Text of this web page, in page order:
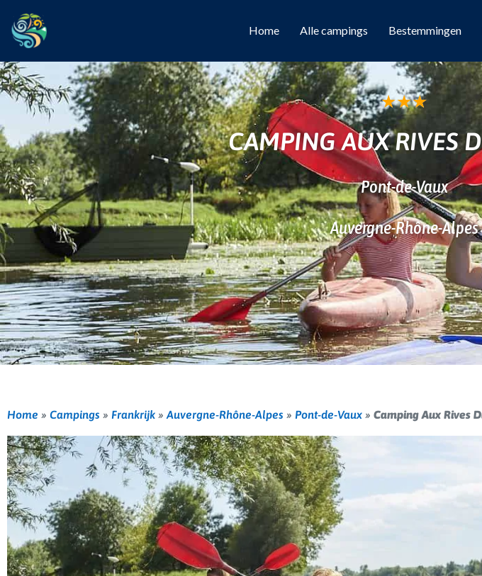
Home Alle campings Bestemmingen
★★★
CAMPING AUX RIVES
Pont-de-Vaux
Auvergne-Rhône-Alpes
Home » Campings » Frankrijk » Auvergne-Rhône-Alpes » Pont-de-Vaux » Camping Aux Rives